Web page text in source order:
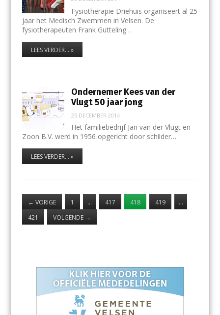
Fysiotherapie Driehuis organiseert al 25
jaar het Medisch Zwemmen in Velsen. De
fysiotherapeuten Frank Gutteling…
LEES VERDER... »
Ondernemer Kees van der
Vlugt 50 jaar jong
25 DECEMBER 2014
Het familiebedrijf Jan van der Vlugt en
Zoon B.V. werd in 1956 opgericht door schilder…
LEES VERDER... »
← VORIGE 1 … 417 418 419
…
421
VOLGENDE →